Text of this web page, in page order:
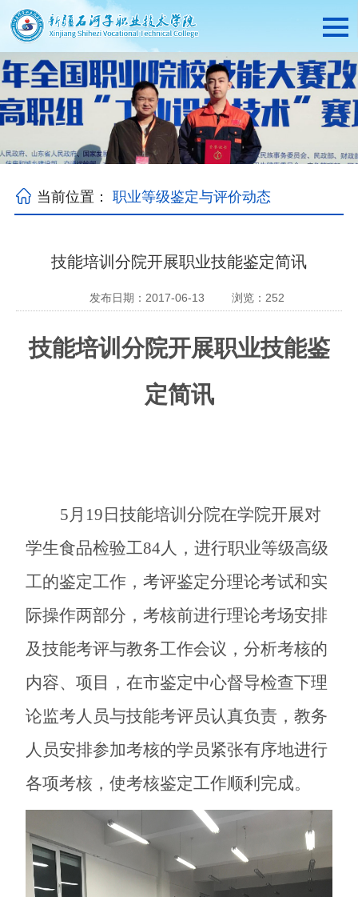
当前位置：职业等级鉴定与评价动态
技能培训分院开展职业技能鉴定简讯
发布日期：2017-06-13 浏览： 252
技能培训分院开展职业技能鉴
定简讯
5月 19 日技能培训分院在学院开展对
学生食品检验工84人，进行职业等级高级
工的鉴定工作，考评鉴定分理论考试和实
际操作两部分，考核前进行理论考场安排
及技能考评与教务工作会议，分析考核的
内容、项目，在市鉴定中心督导检查下理
论监考人员与技能考评员认真负责，教务
人员安排参加考核的学员紧张有序地进行
各项考核，使考核鉴定工作顺利完成。